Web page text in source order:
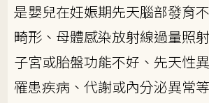
是嬰兒在妊娠期先天腦部發育
畸形、母體感染放射線過量照
子宮或胎盤功能不好、先天性
罹患疾病、代謝或內分泌異常等